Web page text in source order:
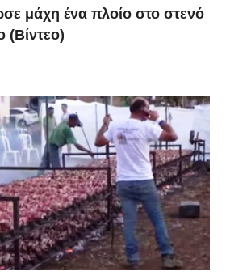
μάχη ένα πλοίο στο στενό
(Βίντεο)